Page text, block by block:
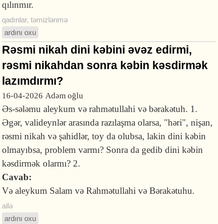
qılınmır.
qadınlar,təmizlənmə
ardını oxu
Rəsmi nikah dini kəbini əvəz edirmi,
rəsmi nikahdan sonra kəbin kəsdirmək
lazımdırmı?
16-04-2026 Adəm oğlu
Əs-sələmu aleykum və rahmətullahi və bərakətuh. 1.
Əgər, valideynlər arasında razılaşma olarsa, "həri", nişan,
rəsmi nikah və şahidlər, toy da olubsa, lakin dini kəbin
olmayıbsa, problem varmı? Sonra da gedib dini kəbin
kəsdirmək olarmı? 2.
Cavab:
Və aleykum Salam və Rahmətullahi və Bərakətuhu.
ailə
ardını oxu